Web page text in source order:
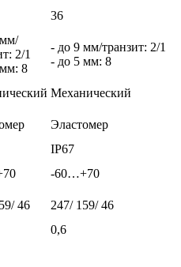
36
2/1
8
- до 9 мм/транзит: 2/1
- до 5 мм: 8
Механический
Эластомер
IP67
-60…+70
46
247/ 159/ 46
0,6